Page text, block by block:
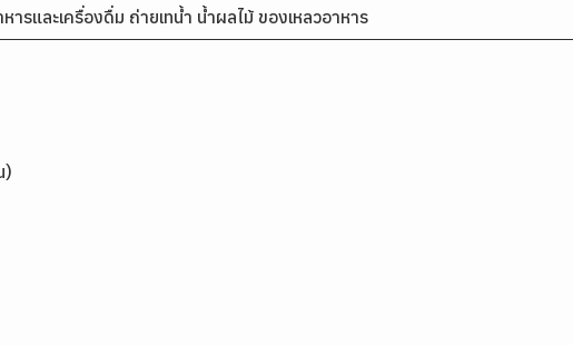
ารและเครื่องดื่ม ถ่ายเทน้ำ น้ำผลไม้ ของเหลวอาหาร
)